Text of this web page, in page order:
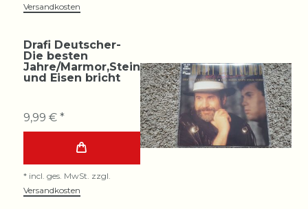
Versandkosten
Drafi Deutscher-
Die besten
Jahre/Marmor,Stein
und Eisen bricht
9,99 € *
* incl. ges. MwSt. zzgl.
Versandkosten